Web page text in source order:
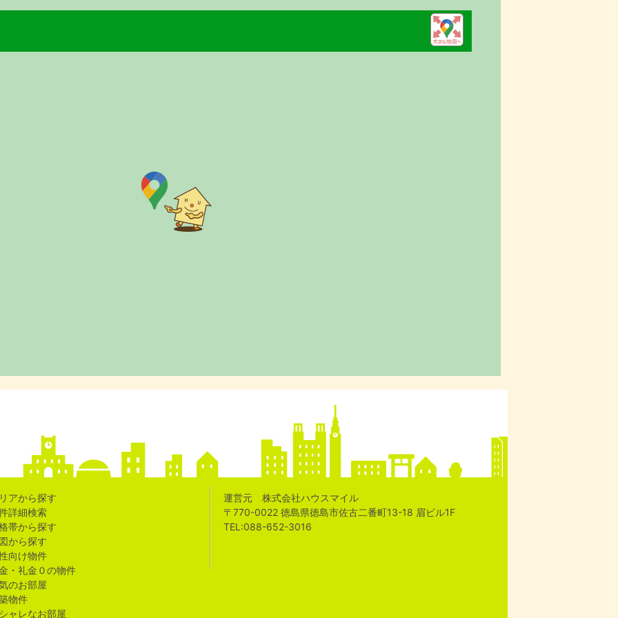
アから探す
詳細検索
帯から探す
から探す
向け物件
・礼金０の物件
のお部屋
物件
ャレなお部屋
運営元 株式会社ハウスマイル
〒770-0022 徳島県徳島市佐古二番町13-18 眉ビル1F
TEL:088-652-3016